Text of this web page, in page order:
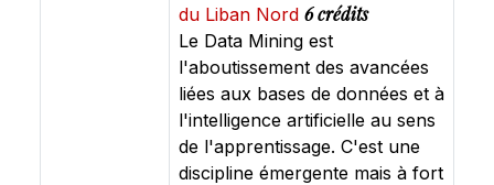
du Liban Nord 6 crédits
Le Data Mining est
l'aboutissement des avancées
liées aux bases de données et à
l'intelligence artificielle au sens
de l'apprentissage. C'est une
discipline émergente mais à fort